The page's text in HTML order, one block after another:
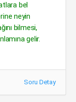
bel
neyin
bilmesi,
gelir.
Soru Detay